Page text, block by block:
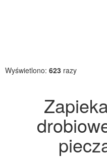
Wyświetlono: 623 razy